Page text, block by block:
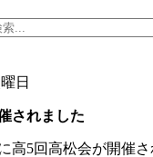
日
されました
高5回高松会が開催さ